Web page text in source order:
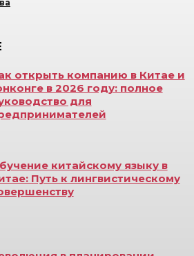
открыть компанию в Китае и
в 2026 году: полное
для
китайскому языку в
Путь к лингвистическому